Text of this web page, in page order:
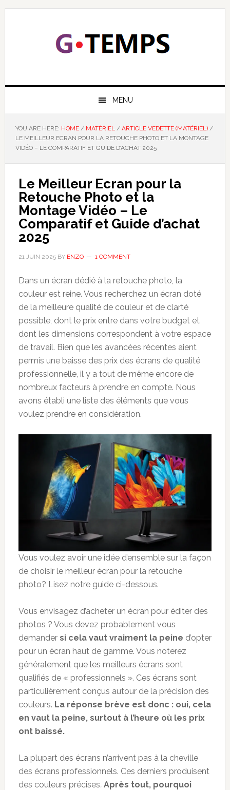
Skip
Skip
Skip
GTEMPS
MENU
YOU ARE HERE: HOME / MATÉRIEL / ARTICLE VEDETTE (MATÉRIEL) /
LE MEILLEUR ECRAN POUR LA RETOUCHE PHOTO ET LA MONTAGE
VIDÉO – LE COMPARATIF ET GUIDE D’ACHAT 2025
Le Meilleur Ecran pour la
Retouche Photo et la
Montage Vidéo – Le
Comparatif et Guide d’achat
2025
21 JUIN 2025BY ENZO 1 COMMENT
Dans un écran dédié à la retouche photo, la
couleur est reine. Vous recherchez un écran doté
de la meilleure qualité de couleur et de clarté
possible, dont le prix entre dans votre budget et
dont les dimensions correspondent à votre espace
de travail. Bien que les avancées récentes aient
permis une baisse des prix des écrans de qualité
professionnelle, il y a tout de même encore de
nombreux facteurs à prendre en compte. Nous
avons établi une liste des éléments que vous
voulez prendre en considération.
Vous voulez avoir une idée d’ensemble sur la façon
de choisir le meilleur écran pour la retouche
photo? Lisez notre guide ci-dessous.
Vous envisagez d’acheter un écran pour éditer des
photos ? Vous devez probablement vous
demander si cela vaut vraiment la peine d’opter
pour un écran haut de gamme. Vous noterez
généralement que les meilleurs écrans sont
qualifiés de « professionnels ». Ces écrans sont
particulièrement conçus autour de la précision des
couleurs. La réponse brève est donc : oui, cela
en vaut la peine, surtout à l’heure où les prix
ont baissé.
La plupart des écrans n’arrivent pas à la cheville
des écrans professionnels. Ces derniers produisent
des couleurs précises. Après tout, pourquoi